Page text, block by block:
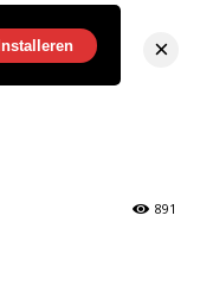
891
Installeren ×